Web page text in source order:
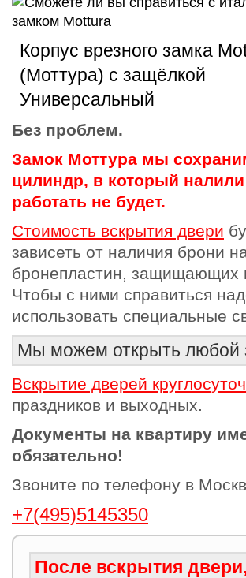
Корпус врезного замка
(Моттура) с защёлкой
Универсальный
Без проблем.
Замок Моттура мы
цилиндр, в который
работать не будет.
Стоимость вскрытия двери
зависеть от наличия брони
бронепластин, защищающих
Чтобы с ними справиться
использовать специальные
Мы можем открыть любой
Вскрытие дверей
праздников и выходных.
Документы на квартиру
обязательно!
Звоните по телефону в
+7(495)5145350
После вскрытия двери,